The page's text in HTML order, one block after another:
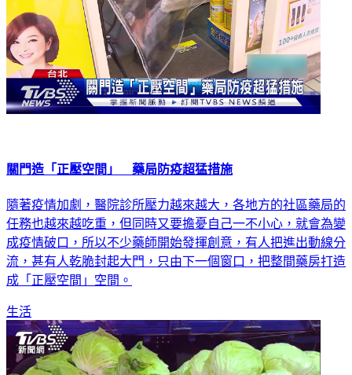
關門造「正壓空間」 藥局防疫超猛措施
隨著疫情加劇，醫院診所壓力越來越大，各地方的社區藥局的
任務也越來越吃重，但同時又要擔憂自己一不小心，就會為變
成疫情破口，所以不少藥師開始發揮創意，有人把進出動線分
流，甚有人乾脆封起大門，只由下一個窗口，把整間藥房打造
成「正壓空間」空間。
生活